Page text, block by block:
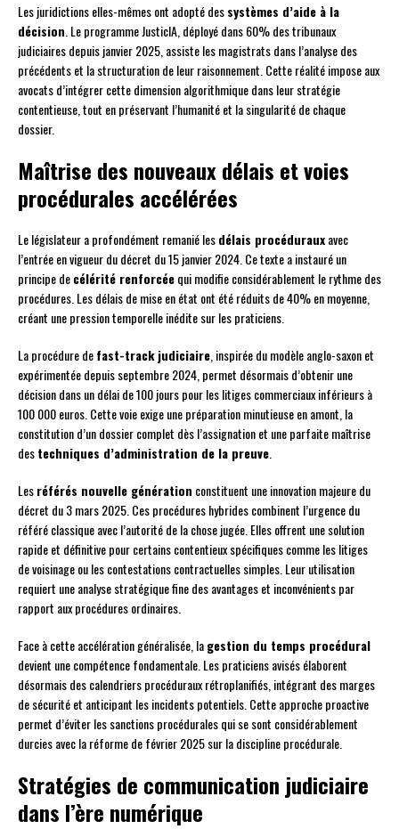
Les juridictions elles-mêmes ont adopté dessystèmes d’aide à la
décision . Le programme JusticIA, déployé dans 60% des tribunaux
judiciaires depuis janvier 2025, assiste les magistrats dans l’analyse des
précédents et la structuration de leur raisonnement. Cette réalité impose aux
avocats d’intégrer cette dimension algorithmique dans leur stratégie
contentieuse, tout en préservant l’humanité et la singularité de chaque
dossier.
Maîtrise des nouveaux délais et voies
procédurales accélérées
Le législateur a profondément remanié lesdélais procédurauxavec
l’entrée en vigueur du décret du 15 janvier 2024. Ce texte a instauré un
principe decélérité renforcéequi modifie considérablement le rythme des
procédures. Les délais de mise en état ont été réduits de 40% en moyenne,
créant une pression temporelle inédite sur les praticiens.
La procédure defast-track judiciaire , inspirée du modèle anglo-saxon et
expérimentée depuis septembre 2024, permet désormais d’obtenir une
décision dans un délai de 100 jours pour les litiges commerciaux inférieurs à
100 000 euros. Cette voie exige une préparation minutieuse en amont, la
constitution d’un dossier complet dès l’assignation et une parfaite maîtrise
destechniques d’administration de la preuve
Lesréférés nouvelle génération constituent une innovation majeure du
décret du 3 mars 2025. Ces procédures hybrides combinent l’urgence du
référé classique avec l’autorité de la chose jugée. Elles offrent une solution
rapide et définitive pour certains contentieux spécifiques comme les litiges
de voisinage ou les contestations contractuelles simples. Leur utilisation
requiert une analyse stratégique fine des avantages et inconvénients par
rapport aux procédures ordinaires.
Face à cette accélération généralisée, lagestion du temps procédural
devient une compétence fondamentale. Les praticiens avisés élaborent
désormais des calendriers procéduraux rétroplanifiés, intégrant des marges
de sécurité et anticipant les incidents potentiels. Cette approche proactive
permet d’éviter les sanctions procédurales qui se sont considérablement
durcies avec la réforme de février 2025 sur la discipline procédurale.
Stratégies de communication judiciaire
dans l’ère numérique